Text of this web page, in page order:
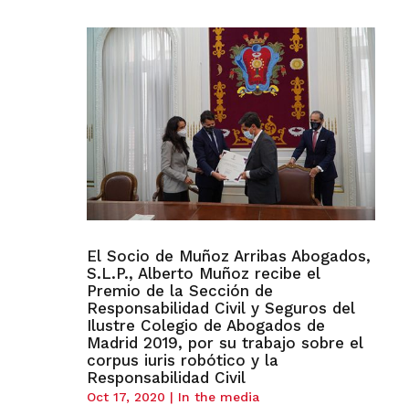
El Socio de Muñoz Arribas Abogados,
S.L.P., Alberto Muñoz recibe el
Premio de la Sección de
Responsabilidad Civil y Seguros del
Ilustre Colegio de Abogados de
Madrid 2019, por su trabajo sobre el
corpus iuris robótico y la
Responsabilidad Civil
Oct 17, 2020 | In the media